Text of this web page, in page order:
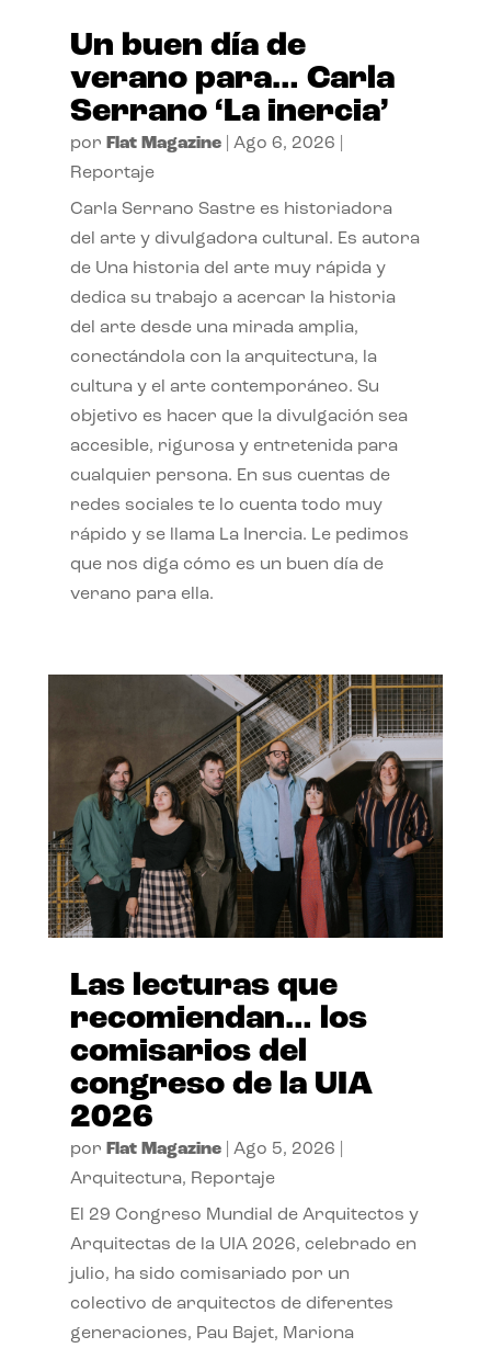
Un buen día de
verano para… Carla
Serrano ‘La inercia’
por Flat Magazine| Ago 6, 2026
Reportaje
Carla Serrano Sastre es historiadora
del arte y divulgadora cultural. Es autora
de Una historia del arte muy rápida y
dedica su trabajo a acercar la historia
del arte desde una mirada amplia,
conectándola con la arquitectura, la
cultura y el arte contemporáneo. Su
objetivo es hacer que la divulgación sea
accesible, rigurosa y entretenida para
cualquier persona. En sus cuentas de
redes sociales te lo cuenta todo muy
rápido y se llama La Inercia. Le pedimos
que nos diga cómo es un buen día de
verano para ella.
Las lecturas que
recomiendan… los
comisarios del
congreso de la UIA
2026
por Flat Magazine| Ago 5, 2026
Arquitectura, Reportaje
El 29 Congreso Mundial de Arquitectos y
Arquitectas de la UIA 2026, celebrado en
julio, ha sido comisariado por un
colectivo de arquitectos de diferentes
generaciones, Pau Bajet, Mariona